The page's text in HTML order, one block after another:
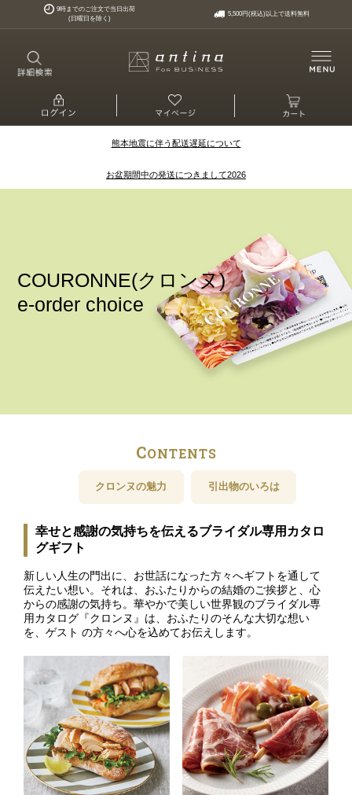
9時までのご注文で当日出荷
(日曜日を除く)
5,500円(税込)以上で送料無料
熊本地震に伴う配送遅延について
お盆期間中の発送につきまして2026
COURONNE(クロンヌ)
e-order choice
CONTENTS
クロンヌの魅力 引出物のいろは
幸せと感謝の気持ちを伝えるブライダル専用カタロ
グギフト
新しい人生の門出に、お世話になった方々へギフトを通して
伝えたい想い。それは、おふたりからの結婚のご挨拶と、心
からの感謝の気持ち。華やかで美しい世界観のブライダル専
用カタログ『クロンヌ』は、おふたりのそんな大切な想い
を、ゲスト の方々へ心を込めてお伝えします。